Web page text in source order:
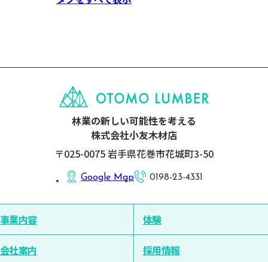
林業の新しい可能性を考える
株式会社小友木材店
〒025-0075 岩手県花巻市花城町3-50
Google Map 0198-23-4331
事業内容 体験
会社案内 採用情報